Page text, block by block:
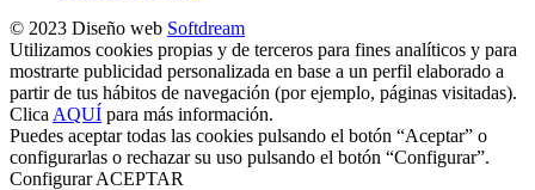
© 2023 Diseño web Softdream
Utilizamos cookies propias y de terceros para fines analíticos y para
mostrarte publicidad personalizada en base a un perfil elaborado a
partir de tus hábitos de navegación (por ejemplo, páginas visitadas).
Clica AQUÍ para más información.
Puedes aceptar todas las cookies pulsando el botón “Aceptar” o
configurarlas o rechazar su uso pulsando el botón “Configurar”.
Configurar ACEPTAR